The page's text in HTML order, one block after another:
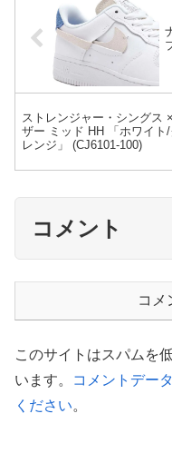
ストレンジャー・シングス
ザー ミッド HH 「ホワイト
レンジ」 (CJ6101-100)
コメント
コメ
このサイトはスパムを
います。
コメントデー
ください。